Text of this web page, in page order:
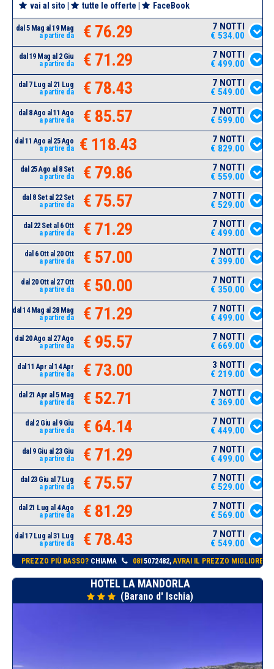
vai al sito tutte le offerte FaceBook
dal 5 Mag al 19 Mag
a partire da
€ 76.29
7 NOTTI
€ 534.00
dal 19 Mag al 2 Giu
a partire da
€ 71.29
7 NOTTI
€ 499.00
dal 7 Lug al 21 Lug
a partire da
€ 78.43
7 NOTTI
€ 549.00
dal 8 Ago al 11 Ago
a partire da
€ 85.57
7 NOTTI
€ 599.00
dal 11 Ago al 25 Ago
a partire da
€ 118.43
7 NOTTI
€ 829.00
dal 25 Ago al 8 Set
a partire da
€ 79.86
7 NOTTI
€ 559.00
dal 8 Set al 22 Set
a partire da
€ 75.57
7 NOTTI
€ 529.00
dal 22 Set al 6 Ott
a partire da
€ 71.29
7 NOTTI
€ 499.00
dal 6 Ott al 20 Ott
a partire da
€ 57.00
7 NOTTI
€ 399.00
dal 20 Ott al 27 Ott
a partire da
€ 50.00
7 NOTTI
€ 350.00
dal 14 Mag al 28 Mag
a partire da
€ 71.29
7 NOTTI
€ 499.00
dal 20 Ago al 27 Ago
a partire da
€ 95.57
7 NOTTI
€ 669.00
dal 11 Apr al 14 Apr
a partire da
€ 73.00
3 NOTTI
€ 219.00
dal 21 Apr al 5 Mag
a partire da
€ 52.71
7 NOTTI
€ 369.00
dal 2 Giu al 9 Giu
a partire da
€ 64.14
7 NOTTI
€ 449.00
dal 9 Giu al 23 Giu
a partire da
€ 71.29
7 NOTTI
€ 499.00
dal 23 Giu al 7 Lug
a partire da
€ 75.57
7 NOTTI
€ 529.00
dal 21 Lug al 4 Ago
a partire da
€ 81.29
7 NOTTI
€ 569.00
dal 17 Lug al 31 Lug
a partire da
€ 78.43
7 NOTTI
€ 549.00
PREZZO PIÙ BASSO?CHIAMA 081 5072482,AVRAI IL PREZZO MIGLIORE!
HOTEL LA MANDORLA
(Barano d' Ischia)